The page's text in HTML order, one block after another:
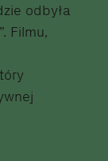
odbyła
Filmu,